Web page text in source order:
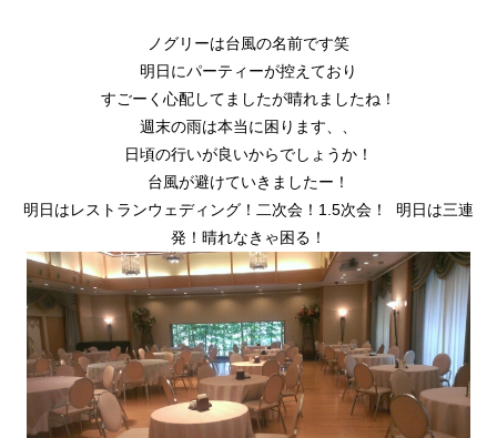
ノグリーは台風の名前です笑
明日にパーティーが控えており
すごーく心配してましたが晴れましたね！
週末の雨は本当に困ります、、
日頃の行いが良いからでしょうか！
台風が避けていきましたー！
明日はレストランウェディング！二次会！1.5次会！ 明日は三連
発！晴れなきゃ困る！